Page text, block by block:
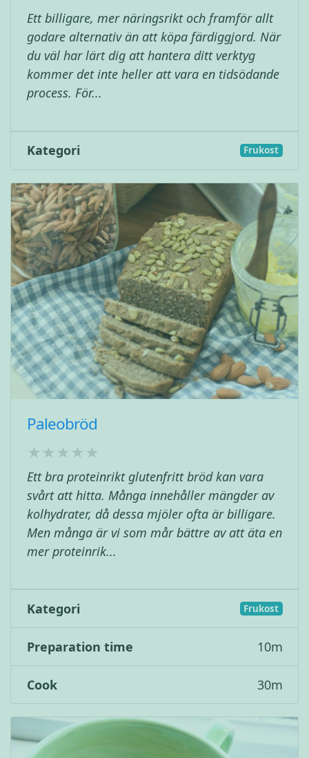
Ett billigare, mer näringsrikt och framför allt
godare alternativ än att köpa färdiggjord. När
du väl har lärt dig att hantera ditt verktyg
kommer det inte heller att vara en tidsödande
process. För...
Kategori Frukost
Paleobröd
Ett bra proteinrikt glutenfritt bröd kan vara
svårt att hitta. Många innehåller mängder av
kolhydrater, då dessa mjöler ofta är billigare.
Men många är vi som mår bättre av att äta en
mer proteinrik...
Kategori Frukost
Preparation time 10m
Cook 30m